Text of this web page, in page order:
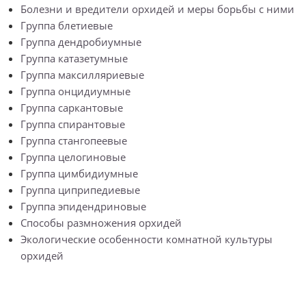
Болезни и вредители орхидей и меры борьбы с ними
Группа блетиевые
Группа дендробиумные
Группа катазетумные
Группа максилляриевые
Группа онцидиумные
Группа саркантовые
Группа спирантовые
Группа стангопеевые
Группа целогиновые
Группа цимбидиумные
Группа циприпедиевые
Группа эпидендриновые
Способы размножения орхидей
Экологические особенности комнатной культуры
орхидей